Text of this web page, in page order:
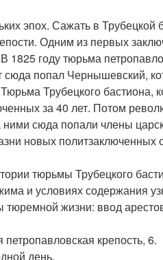
эпох. Сажать в Трубецкой
Одним из первых
году тюрьма
сюда попал Чернышевский,
Трубецкого бастиона,
за 40 лет. Потом
сюда попали члены
новых
тюрьмы Трубецкого
и условиях содержания
жизни: ввод
крепость, 6.
день.